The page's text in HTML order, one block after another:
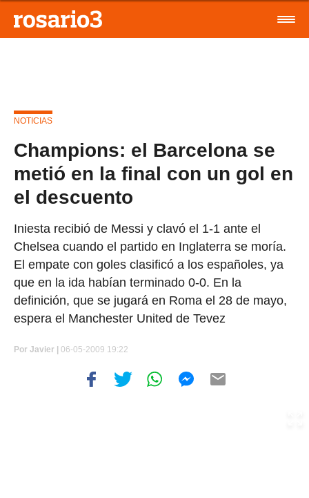
NOTICIAS
Champions: el Barcelona se
metió en la final con un gol en
el descuento
Iniesta recibió de Messi y clavó el 1-1 ante el
Chelsea cuando el partido en Inglaterra se moría.
El empate con goles clasificó a los españoles, ya
que en la ida habían terminado 0-0. En la
definición, que se jugará en Roma el 28 de mayo,
espera el Manchester United de Tevez
Por Javier | 06-05-2009 19:22